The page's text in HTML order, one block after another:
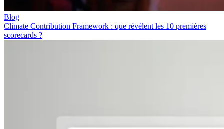
Blog
Climate Contribution Framework : que révèlent les 10 premières
scorecards ?